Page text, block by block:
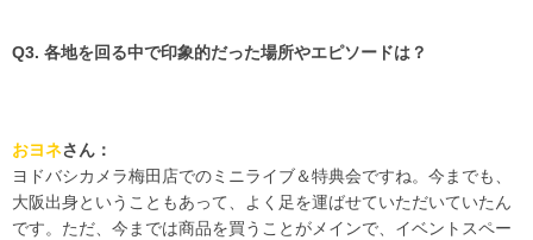
Q3. 各地を回る中で印象的だった場所やエピソードは？
おヨネさん：
ヨドバシカメラ梅田店でのミニライブ＆特典会ですね。今までも、
大阪出身ということもあって、よく足を運ばせていただいていたん
です。ただ、今までは商品を買うことがメインで、イベントスペー